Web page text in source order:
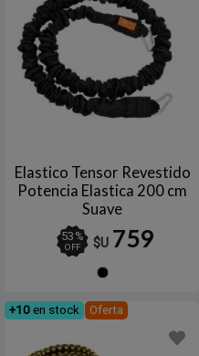
Elastico Tensor Revestido
Potencia Elastica 200 cm
Suave
53%
OFF $U 759
+10 en stock Oferta